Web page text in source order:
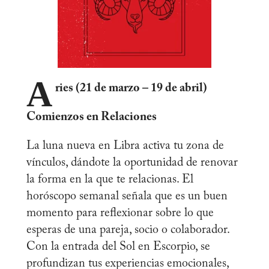
A ries (21 de marzo – 19 de abril)
Comienzos en Relaciones
La luna nueva en Libra activa tu zona de
vínculos, dándote la oportunidad de renovar
la forma en la que te relacionas. El
horóscopo semanal señala que es un buen
momento para reflexionar sobre lo que
esperas de una pareja, socio o colaborador.
Con la entrada del Sol en Escorpio, se
profundizan tus experiencias emocionales,